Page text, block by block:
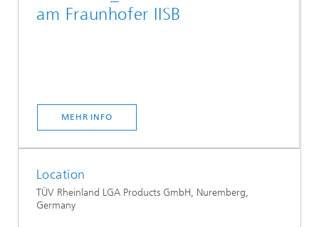
am Fraunhofer IISB
MEHR INFO
Location
TÜV Rheinland LGA Products GmbH, Nuremberg,
Germany